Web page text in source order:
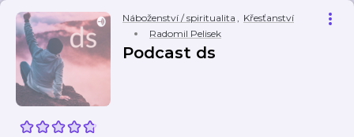
Náboženství / spiritualita , Křesťanství
Radomil Pelisek
Podcast ds